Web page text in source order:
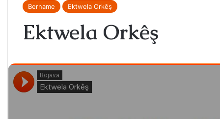
Bername Ektwela Orkêş
Ektwela Orkêş